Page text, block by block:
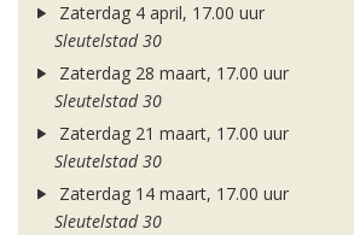
Zaterdag 4 april, 17.00 uur
Sleutelstad 30
Zaterdag 28 maart, 17.00 uur
Sleutelstad 30
Zaterdag 21 maart, 17.00 uur
Sleutelstad 30
Zaterdag 14 maart, 17.00 uur
Sleutelstad 30